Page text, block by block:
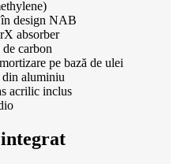
design NAB
absorber
carbon
pe bază de ulei
din aluminiu
acrilic inclus